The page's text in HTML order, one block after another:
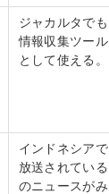
ジャカルタでも
情報収集ツール
として使える。
インドネシアで
放送されている
のニュースがみ